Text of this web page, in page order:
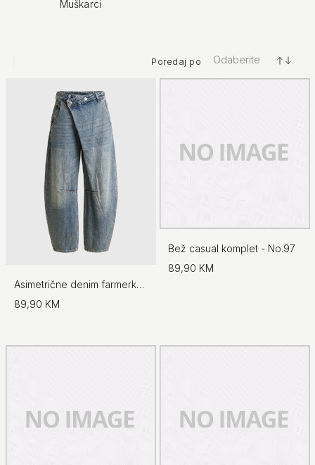
Muškarci
Poredaj po Odaberite
+/-
Asimetrične denim farmerke - No.97
89,90 KM
Bež casual komplet - No.97
89,90 KM